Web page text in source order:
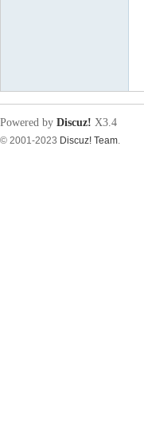
Powered by Discuz! X3.4
© 2001-2023 Discuz! Team